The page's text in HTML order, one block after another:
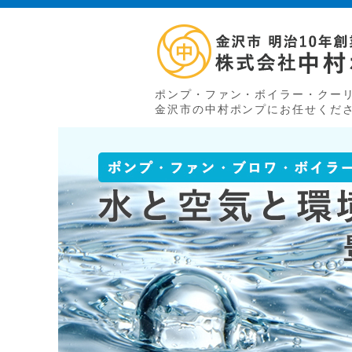
ポンプ・ファン・ボイラー・クー
金沢市の中村ポンプにお任せくだ